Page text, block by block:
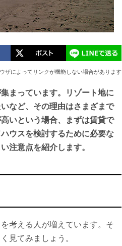
ザによってリンクが機能しない場合があります
まっています。リゾート地に
など、その理由はさまざまで
いという場合、まずは賃貸で
ウスを検討するために必要な
注意点を紹介します。
考える人が増えています。そ
見てみましょう。